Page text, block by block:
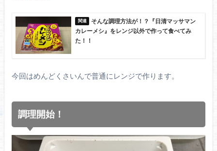
そんな調理方法が！？『日清マッサマン
カレーメシ』をレンジ以外で作って食べてみ
た！！
今回はめんどくさいんで普通にレンジで作ります。
調理開始！